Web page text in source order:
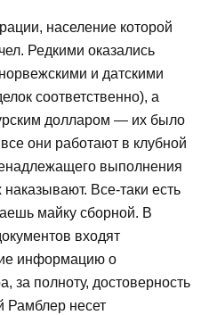
население которой
Редкими оказались
и датскими
соответственно), а
долларом — их было
они работают в клубной
выполнения
Все-таки есть
майку сборной. В
входят
информацию о
за полноту, достоверность
Рамблер несет